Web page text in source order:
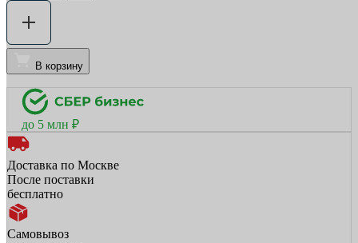
В корзину
до 5 млн ₽
Доставка по Москве
После поставки
бесплатно
Самовывоз